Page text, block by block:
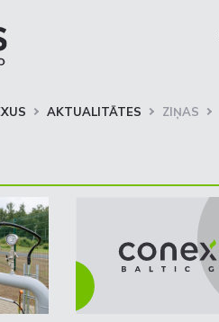
AKTUALITĀTES ZIŅAS